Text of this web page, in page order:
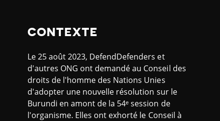
CONTEXTE
Le 25 août 2023, DefendDefenders et
d'autres ONG ont demandé au Conseil des
droits de l'homme des Nations Unies
d'adopter une nouvelle résolution sur le
Burundi en amont de la 54ᵉ session de
l'organisme. Elles ont exhorté le Conseil à